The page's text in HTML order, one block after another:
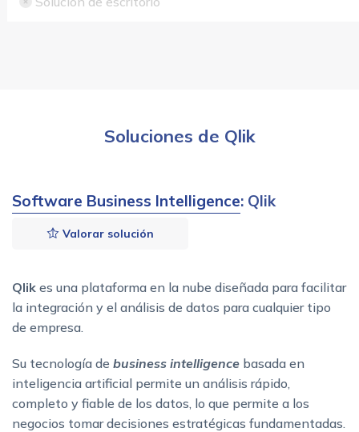
Soluciones de Qlik
Software Business Intelligence: Qlik
Valorar solución
Qlik es una plataforma en la nube diseñada para facilitar
la integración y el análisis de datos para cualquier tipo
de empresa.
Su tecnología de business intelligence basada en
inteligencia artificial permite un análisis rápido,
completo y fiable de los datos, lo que permite a los
negocios tomar decisiones estratégicas fundamentadas.